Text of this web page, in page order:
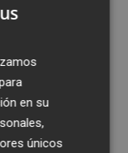
en su
únicos